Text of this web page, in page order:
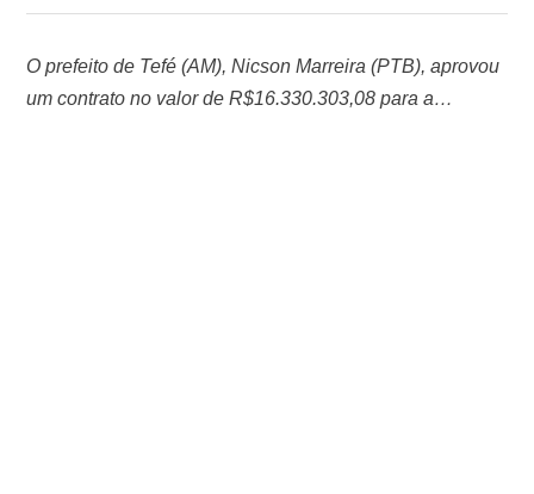
O prefeito de Tefé (AM), Nicson Marreira (PTB), aprovou
um contrato no valor de R$16.330.303,08 para a